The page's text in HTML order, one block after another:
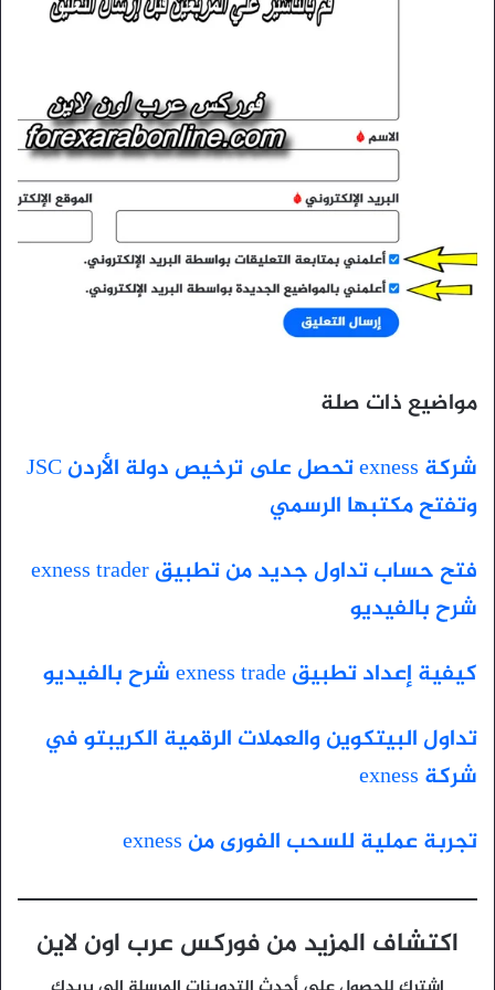
مواضيع ذات صلة
شركة exness تحصل على ترخيص دولة الأردن JSC
وتفتح مكتبها الرسمي
فتح حساب تداول جديد من تطبيق exness trader
شرح بالفيديو
كيفية إعداد تطبيق exness trade شرح بالفيديو
تداول البيتكوين والعملات الرقمية الكريبتو في
شركة exness
تجربة عملية للسحب الفورى من exness
اكتشاف المزيد من فوركس عرب اون لاين